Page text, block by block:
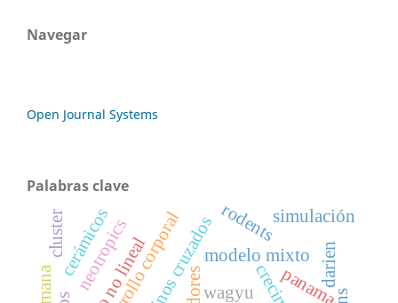
Navegar
Open Journal Systems
Palabras clave
desarrollo corporal wagyu
bovinos cruzadosmodelo mixto
neotropics panama
rodentssimulación
darien
cerámicos
cluster